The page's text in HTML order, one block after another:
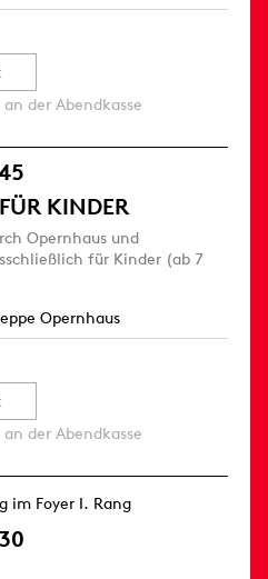
der Abendkasse
KINDER
Opernhaus und
für Kinder (ab 7
Opernhaus
der Abendkasse
im Foyer I. Rang